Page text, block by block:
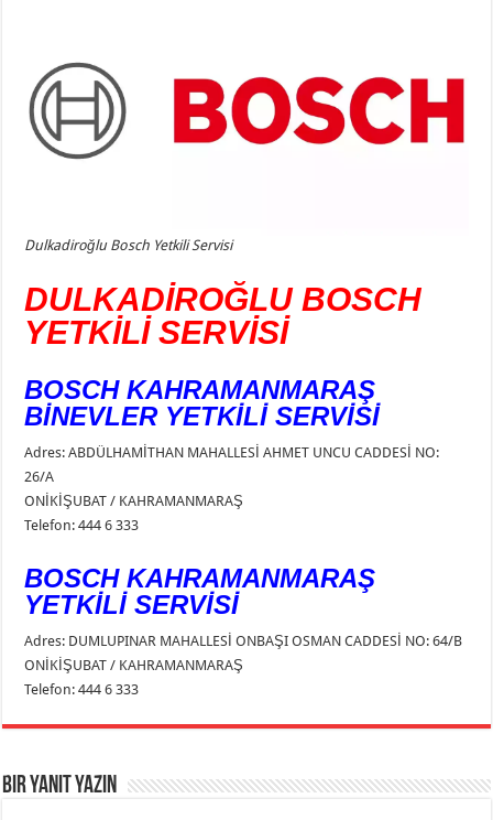
Dulkadiroğlu Bosch Yetkili Servisi
DULKADİROĞLU BOSCH
YETKİLİ SERVİSİ
BOSCH KAHRAMANMARAŞ
BİNEVLER YETKİLİ SERVİSİ
Adres: ABDÜLHAMİTHAN MAHALLESİ AHMET UNCU CADDESİ NO:
26/A
ONİKİŞUBAT / KAHRAMANMARAŞ
Telefon: 444 6 333
BOSCH KAHRAMANMARAŞ
YETKİLİ SERVİSİ
Adres: DUMLUPINAR MAHALLESİ ONBAŞI OSMAN CADDESİ NO: 64/B
ONİKİŞUBAT / KAHRAMANMARAŞ
Telefon: 444 6 333
Bir yanıt yazın